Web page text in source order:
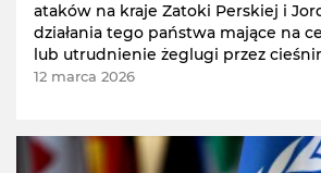
ataków na kraje Zatoki Perskiej i
działania tego państwa mające na
lub utrudnienie żeglugi przez
12 marca 2026